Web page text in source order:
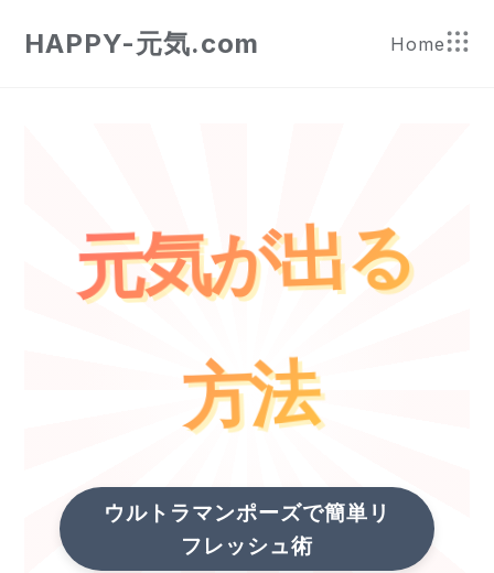
HAPPY-元気.com Home
元
気
が
出
る
方
法
ウルトラマンポーズで簡単リ
フレッシュ術